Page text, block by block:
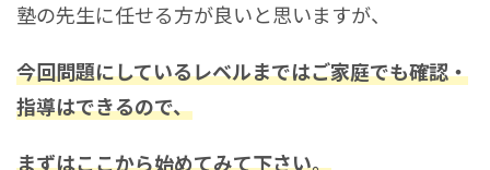
塾の先生に任せる方が良いと思いますが、
今回問題にしているレベルまではご家庭でも確認・
指導はできるので、
まずはここから始めてみて下さい。